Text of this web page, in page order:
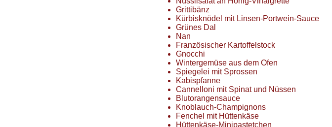
Grittibänz
Kürbisknödel mit Linsen-Portwein-Sauce
Grünes Dal
Nan
Französischer Kartoffelstock
Gnocchi
Wintergemüse aus dem Ofen
Spiegelei mit Sprossen
Kabispfanne
Cannelloni mit Spinat und Nüssen
Blutorangensauce
Knoblauch-Champignons
Fenchel mit Hüttenkäse
Hüttenkäse-Minipastetchen